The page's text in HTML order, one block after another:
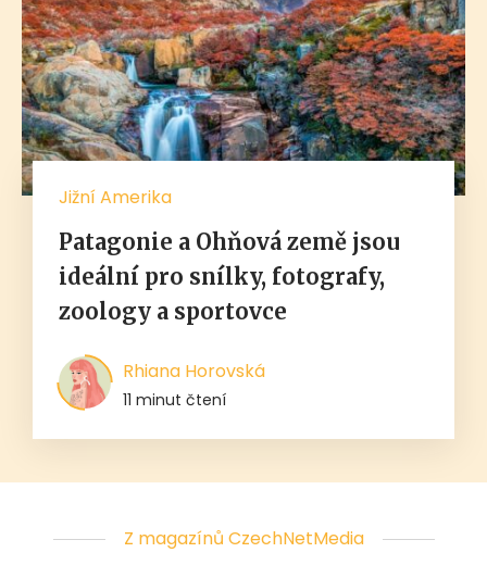
Jižní Amerika
Patagonie a Ohňová země jsou
ideální pro snílky, fotografy,
zoology a sportovce
Rhiana Horovská
11 minut čtení
Z magazínů CzechNetMedia